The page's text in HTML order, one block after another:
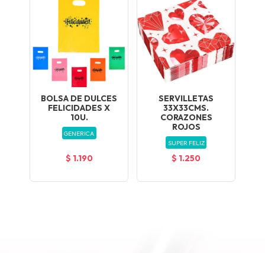
BOLSA DE DULCES
FELICIDADES X
10U.
GENERICA
$ 1.190
SERVILLETAS
33X33CMS.
CORAZONES
ROJOS
SUPER FELIZ
$ 1.250